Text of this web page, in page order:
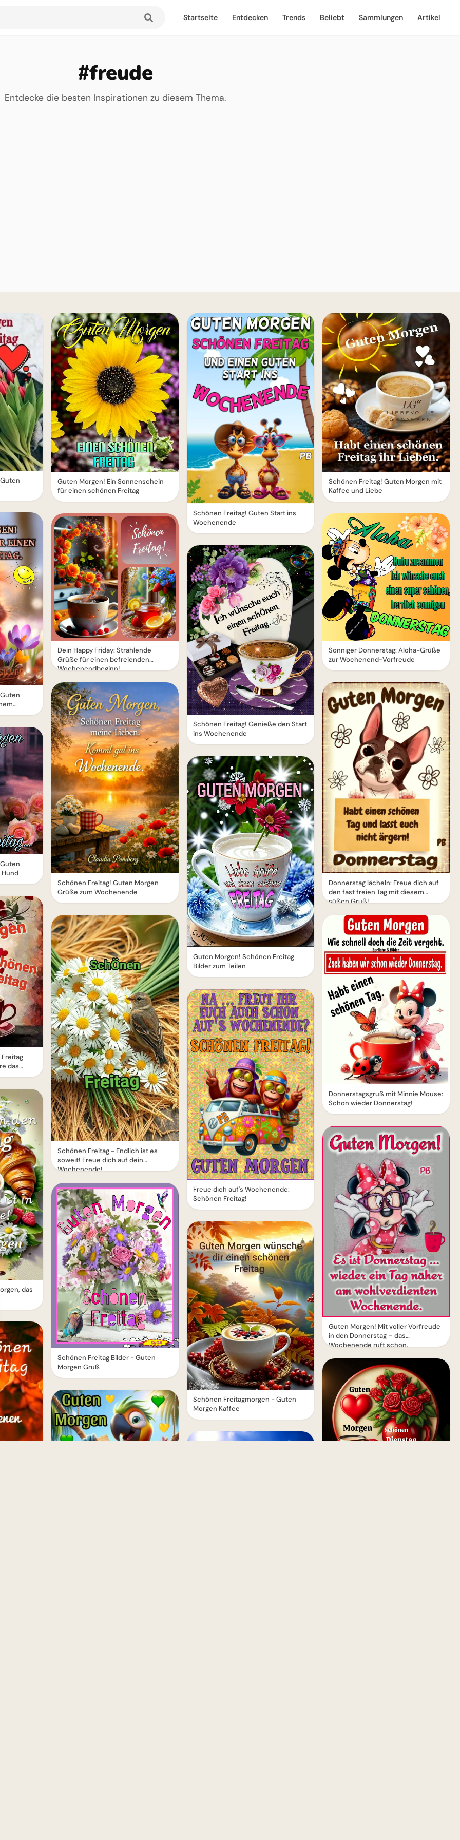
Startseite Entdecken Trends Beliebt Sammlungen Artikel
#freude
Entdecke die besten Inspirationen zu diesem Thema.
das
das
Guten Morgen! Ein Sonnenschein
für einen schönen Freitag
Dein Happy Friday: Strahlende
Grüße für einen befreienden
Wochenendbeginn!
Schönen Freitag! Guten Morgen
Grüße zum Wochenende
Schönen Freitag - Endlich ist es
soweit! Freue dich auf dein
Wochenende!
Schönen Freitag Bilder - Guten
Morgen Gruß
Schönen Freitag! Guten Start ins
Wochenende
Schönen Freitag! Genieße den Start
ins Wochenende
Guten Morgen! Schönen Freitag
Bilder zum Teilen
Freue dich auf's Wochenende:
Schönen Freitag!
Schönen Freitagmorgen - Guten
Morgen Kaffee
Schönen Freitag! Guten Morgen mit
Kaffee und Liebe
Sonniger Donnerstag: Aloha-Grüße
zur Wochenend-Vorfreude
Donnerstag lächeln: Freue dich auf
den fast freien Tag mit diesem
süßen Gruß!
Donnerstagsgruß mit Minnie Mouse:
Schon wieder Donnerstag!
Guten Morgen! Mit voller Vorfreude
in den Donnerstag – das
Wochenende ruft schon.